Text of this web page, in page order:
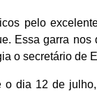
pelo
Essa garra
o secretário de
dia 12 de